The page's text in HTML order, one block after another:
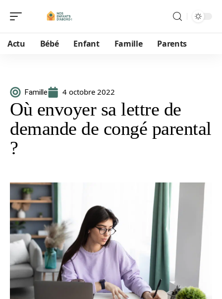
Actu Bébé Enfant Famille Parents
Famille 4 octobre 2022
Où envoyer sa lettre de
demande de congé parental
?